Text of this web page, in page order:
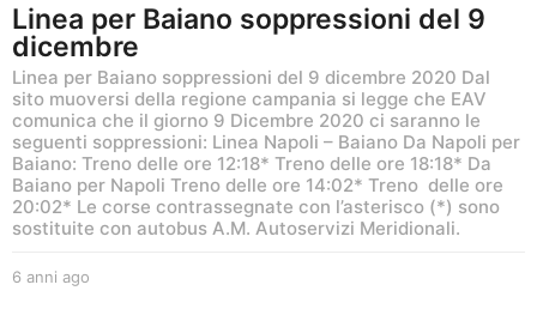
Linea per Baiano soppressioni del 9
dicembre
Linea per Baiano soppressioni del 9 dicembre 2020 Dal
sito muoversi della regione campania si legge che EAV
comunica che il giorno 9 Dicembre 2020 ci saranno le
seguenti soppressioni: Linea Napoli – Baiano Da Napoli per
Baiano: Treno delle ore 12:18* Treno delle ore 18:18* Da
Baiano per Napoli Treno delle ore 14:02* Treno delle ore
20:02* Le corse contrassegnate con l’asterisco (*) sono
sostituite con autobus A.M. Autoservizi Meridionali.
6 anni ago